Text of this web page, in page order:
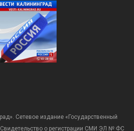
Сетевое издание «Государственный
Свидетельство о регистрации СМИ ЭЛ № ФС